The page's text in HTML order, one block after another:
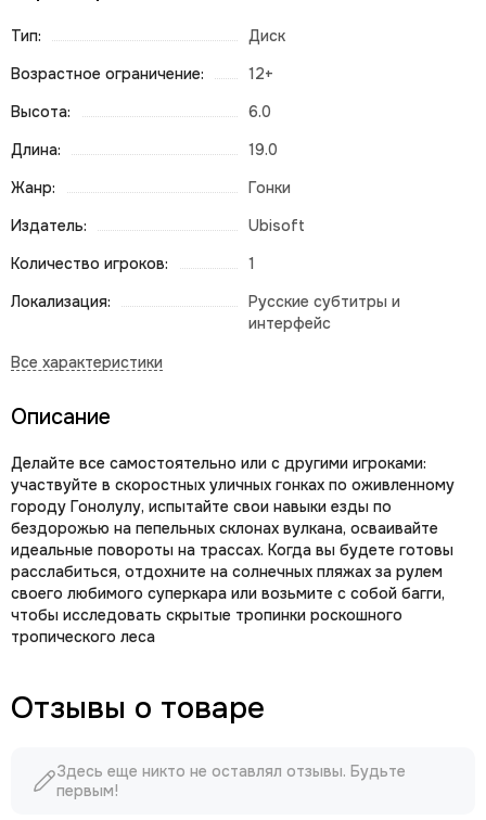
Тип:
Диск
Возрастное ограничение:
12+
Высота:
6.0
Длина:
19.0
Жанр:
Гонки
Издатель:
Ubisoft
Количество игроков:
1
Локализация:
Русские субтитры и
интерфейс
Описание
Делайте все самостоятельно или с другими игроками:
участвуйте в скоростных уличных гонках по оживленному
городу Гонолулу, испытайте свои навыки езды по
бездорожью на пепельных склонах вулкана, осваивайте
идеальные повороты на трассах. Когда вы будете готовы
расслабиться, отдохните на солнечных пляжах за рулем
своего любимого суперкара или возьмите с собой багги,
чтобы исследовать скрытые тропинки роскошного
тропического леса
Отзывы о товаре
Здесь еще никто не оставлял отзывы. Будьте
первым!